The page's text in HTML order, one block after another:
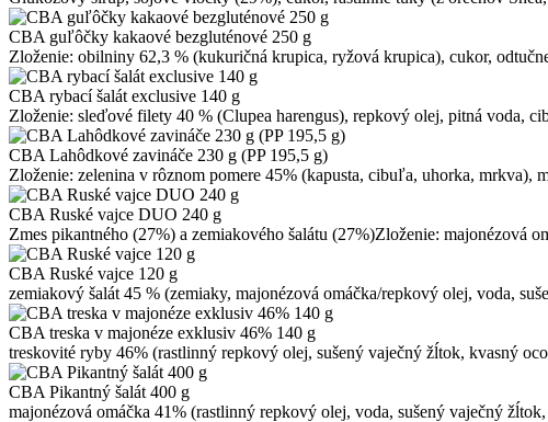
CBA guľôčky kakaové bezgluténové 250 g
Zloženie: obilniny 62,3 % (kukuričná krupica, ryžová krupica), cukor,
CBA rybací šalát exclusive 140 g
Zloženie: sleďové filety 40 % (Clupea harengus), repkový olej, pitná voda,
CBA Lahôdkové zavináče 230 g (PP 195,5 g)
Zloženie: zelenina v rôznom pomere 45% (kapusta, cibuľa, uhorka, mrkva),
CBA Ruské vajce DUO 240 g
Zmes pikantného (27%) a zemiakového šalátu (27%)Zloženie:
CBA Ruské vajce 120 g
zemiakový šalát 45 % (zemiaky, majonézová omáčka/repkový olej, voda,
CBA treska v majonéze exklusiv 46% 140 g
treskovité ryby 46% (rastlinný repkový olej, sušený vaječný žĺtok, kvasný
CBA Pikantný šalát 400 g
majonézová omáčka 41% (rastlinný repkový olej, voda, sušený vaječný